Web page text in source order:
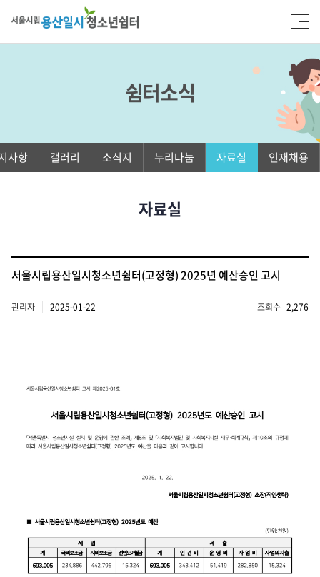
쉼터소식
사항 갤러리 소식지 누리나눔 자료실 인재채용
자료실
서울시립용산일시청소년쉼터(고정형) 2025년 예산승인 고시
관리자 2025-01-22 조회수 2,276